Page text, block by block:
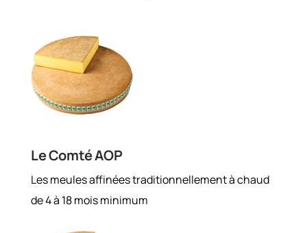
Le Comté AOP
Les meules affinées traditionnellement à chaud
de 4 à 18 mois minimum